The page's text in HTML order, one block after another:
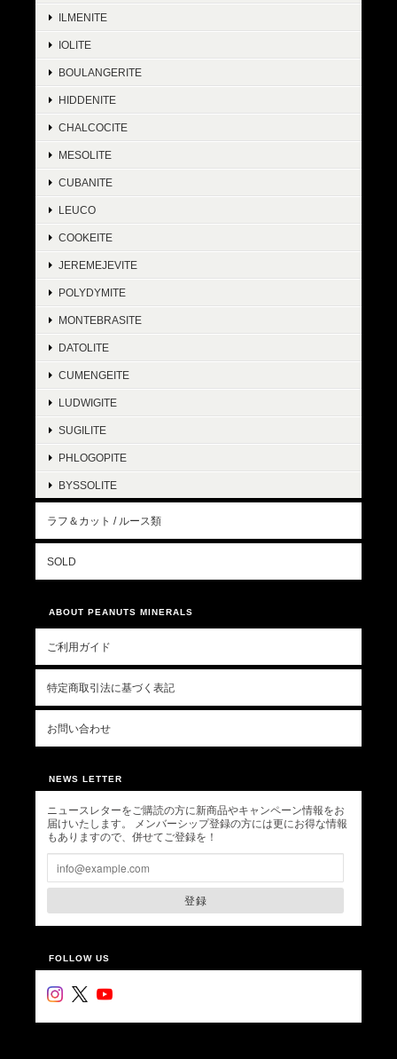
ILMENITE
IOLITE
BOULANGERITE
HIDDENITE
CHALCOCITE
MESOLITE
CUBANITE
LEUCO
COOKEITE
JEREMEJEVITE
POLYDYMITE
MONTEBRASITE
DATOLITE
CUMENGEITE
LUDWIGITE
SUGILITE
PHLOGOPITE
BYSSOLITE
ラフ＆カット / ルース類
SOLD
ABOUT PEANUTS MINERALS
ご利用ガイド
特定商取引法に基づく表記
お問い合わせ
NEWS LETTER
ニュースレターをご購読の方に新商品やキャンペーン情報をお
届けいたします。 メンバーシップ登録の方には更にお得な情報
もありますので、併せてご登録を！
登録
FOLLOW US